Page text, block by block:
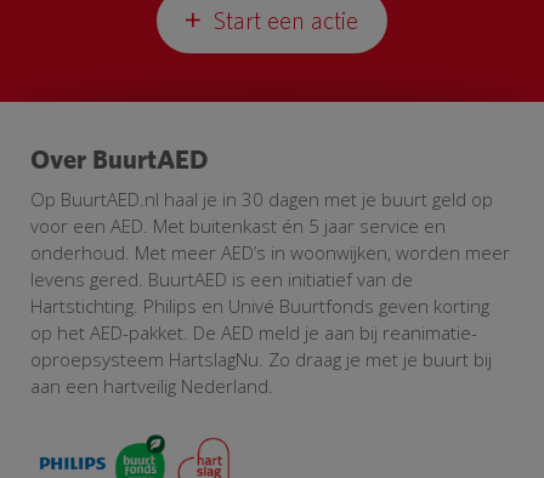
Start een actie
Over BuurtAED
Op BuurtAED.nl haal je in 30 dagen met je buurt geld op
voor een AED. Met buitenkast én 5 jaar service en
onderhoud. Met meer AED’s in woonwijken, worden meer
levens gered. BuurtAED is een initiatief van de
Hartstichting. Philips en Univé Buurtfonds geven korting
op het AED-pakket. De AED meld je aan bij reanimatie-
oproepsysteem HartslagNu. Zo draag je met je buurt bij
aan een hartveilig Nederland.